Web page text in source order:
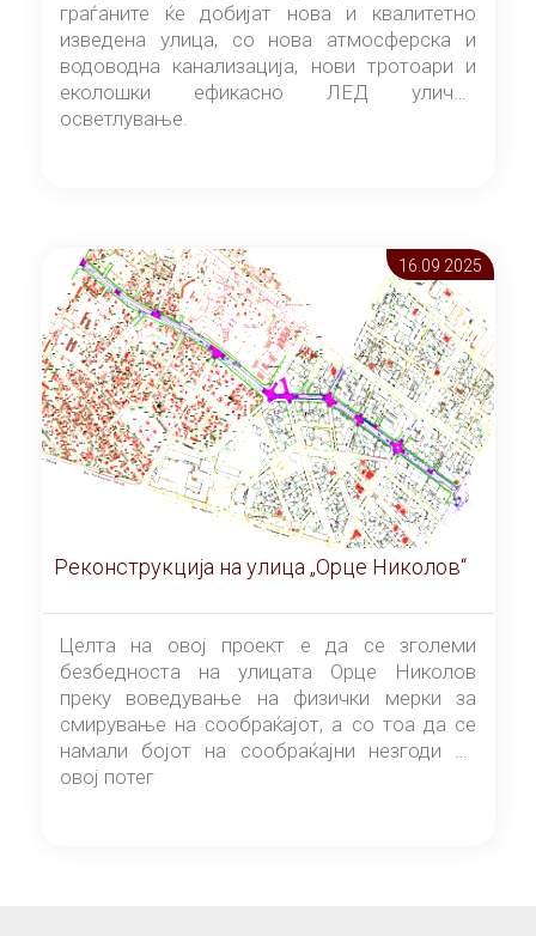
граѓаните ќе добијат нова и квалитетно
изведена улица, со нова атмосферска и
водоводна канализација, нови тротоари и
еколошки ефикасно ЛЕД улично
осветлување.
16.09 2025
Реконструкција на улица „Орце Николов“
Целта на овој проект е да се зголеми
безбедноста на улицата Орце Николов
преку воведување на физички мерки за
смирување на сообраќајот, а со тоа да се
намали бојот на сообраќајни незгоди на
овој потег